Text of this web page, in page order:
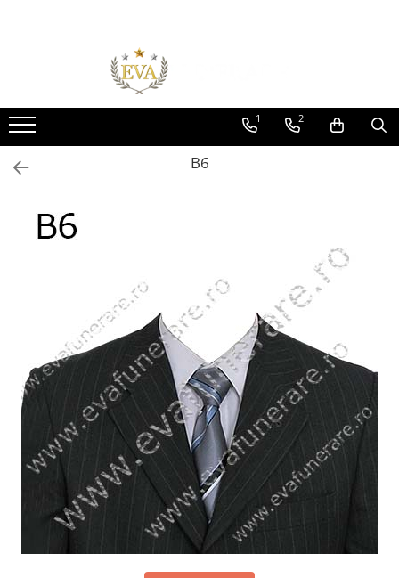
Toate Produsele
Monumente funerare
Cumperi acum platesti mai tarziu
Monumente marmura
Monumente granit
Capace granit
Cruci marmura
Cruci din granit
Felinare funerare
Rame bronz
Manere cavou
Placa memoriala
Placute ABS personalizate
Solutii intretinere granit si
marmura
Monumente marmura
1 2
B6